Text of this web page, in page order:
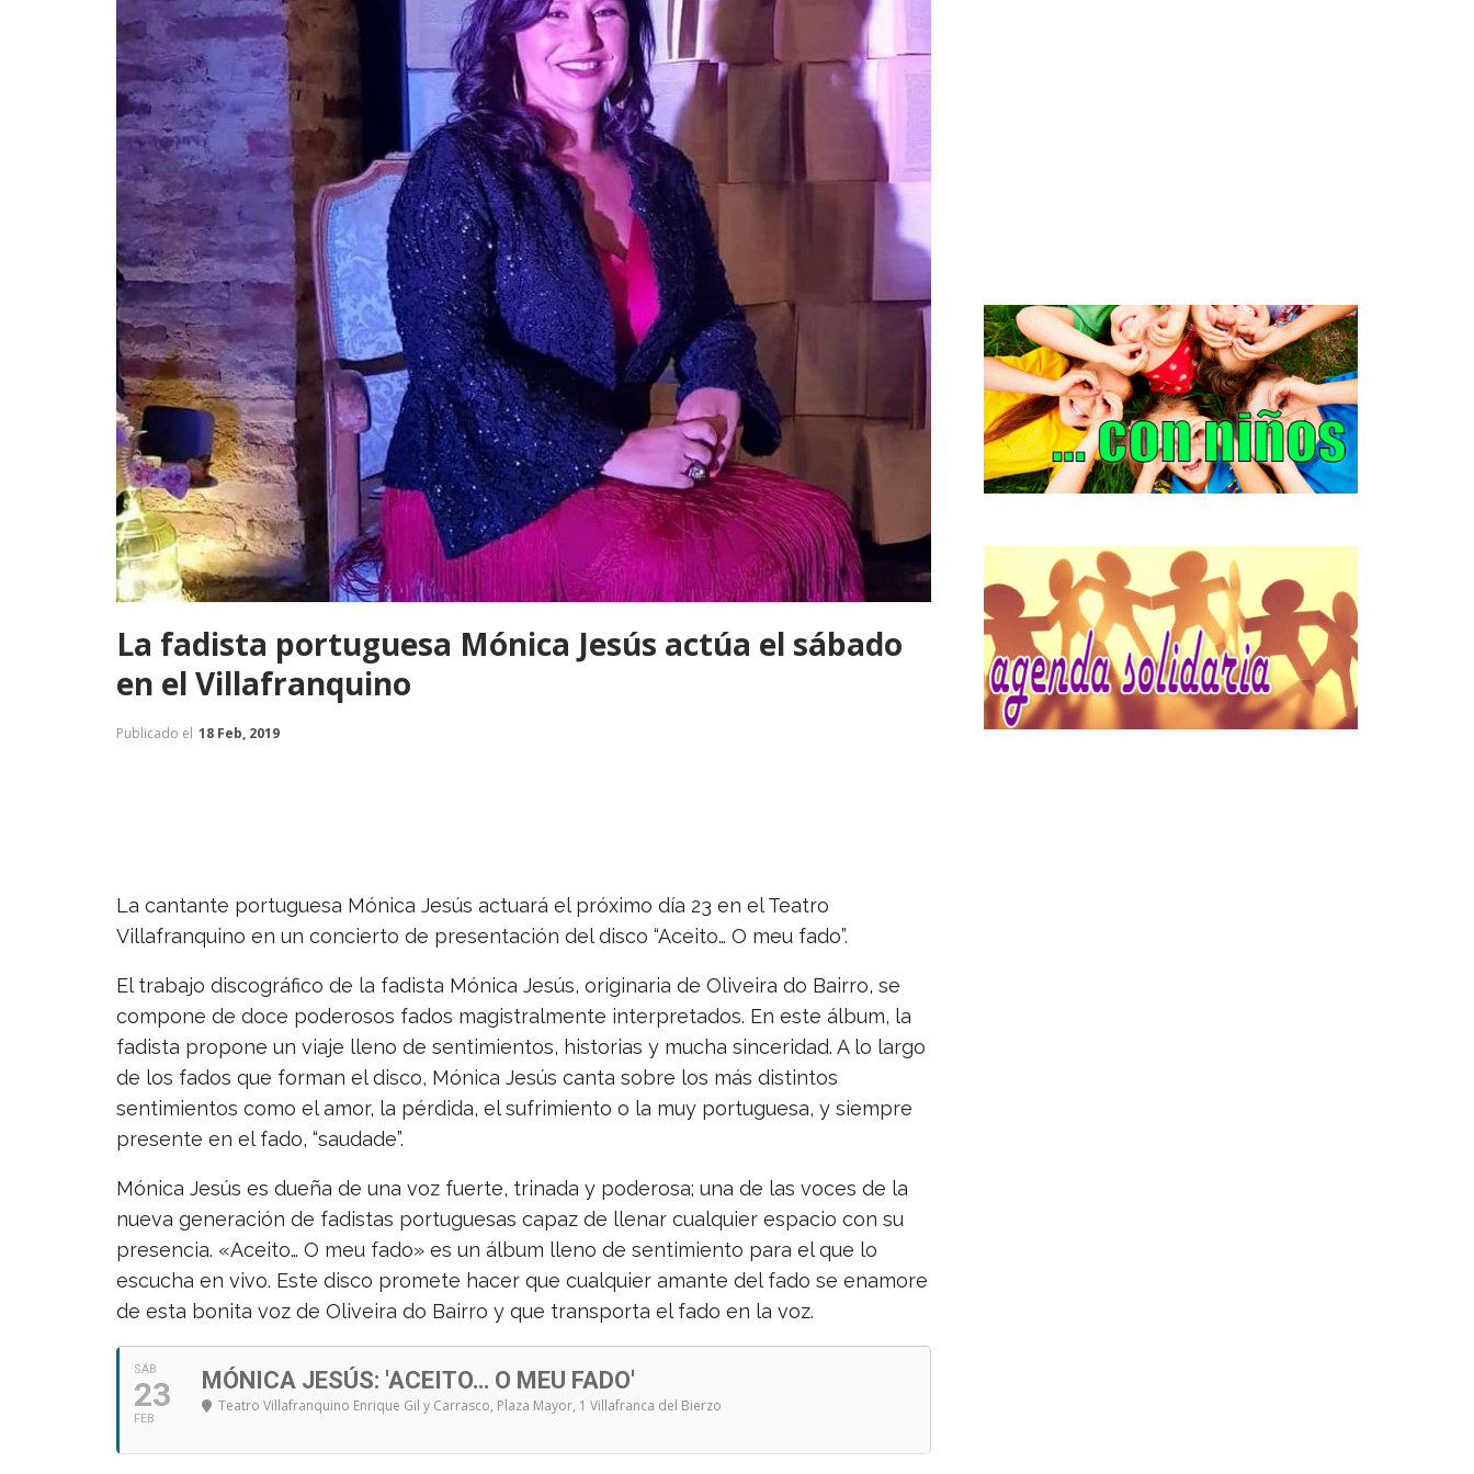
La fadista portuguesa Mónica Jesús actúa el sábado
en el Villafranquino
Publicado el 18 Feb, 2019
La cantante portuguesa Mónica Jesús actuará el próximo día 23 en el Teatro
Villafranquino en un concierto de presentación del disco “Aceito… O meu fado”.
El trabajo discográfico de la fadista Mónica Jesús, originaria de Oliveira do Bairro, se
compone de doce poderosos fados magistralmente interpretados. En este álbum, la
fadista propone un viaje lleno de sentimientos, historias y mucha sinceridad. A lo largo
de los fados que forman el disco, Mónica Jesús canta sobre los más distintos
sentimientos como el amor, la pérdida, el sufrimiento o la muy portuguesa, y siempre
presente en el fado, “saudade”.
Mónica Jesús es dueña de una voz fuerte, trinada y poderosa; una de las voces de la
nueva generación de fadistas portuguesas capaz de llenar cualquier espacio con su
presencia. «Aceito… O meu fado» es un álbum lleno de sentimiento para el que lo
escucha en vivo. Este disco promete hacer que cualquier amante del fado se enamore
de esta bonita voz de Oliveira do Bairro y que transporta el fado en la voz.
SÁB
23
FEB
MÓNICA JESÚS: 'ACEITO… O MEU FADO'
Teatro Villafranquino Enrique Gil y Carrasco, Plaza Mayor, 1 Villafranca del Bierzo